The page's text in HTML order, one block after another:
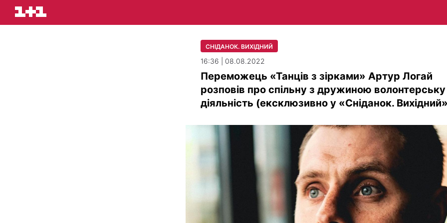
СНІДАНОК. ВИХІДНИЙ
16:36 | 08.08.2022
Переможець «Танців з зірками» Артур Логай
розповів про спільну з дружиною волонтерську
діяльність (ексклюзивно у «Сніданок.